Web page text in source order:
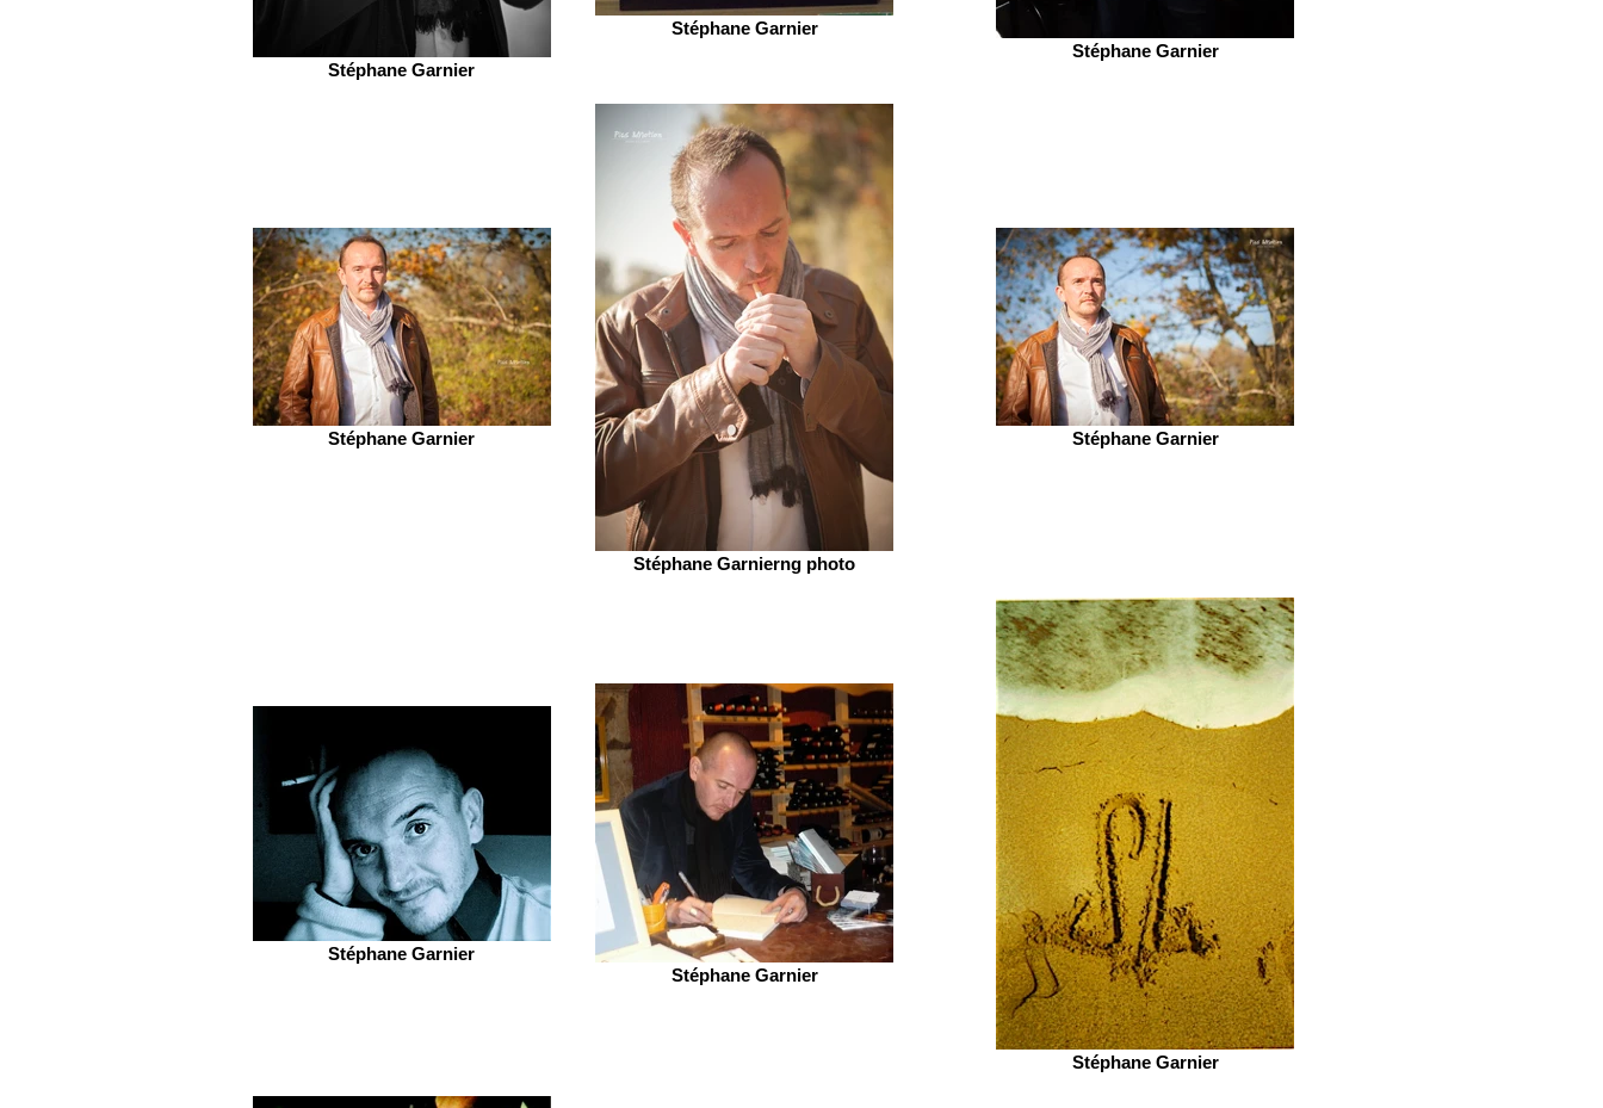
Stéphane Garnier
Stéphane Garnier
Stéphane Garnier
Stéphane Garnier
Stéphane Garnierng photo
Stéphane Garnier
Stéphane Garnier
Stéphane Garnier
Stéphane Garnier